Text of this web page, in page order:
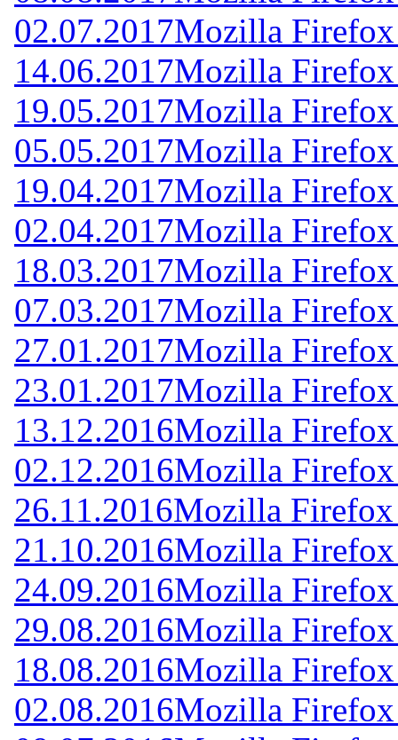
02.07.2017Mozilla
14.06.2017Mozilla
19.05.2017Mozilla
05.05.2017Mozilla
19.04.2017Mozilla
02.04.2017Mozilla
18.03.2017Mozilla
07.03.2017Mozilla
27.01.2017Mozilla
23.01.2017Mozilla
13.12.2016Mozilla
02.12.2016Mozilla
26.11.2016Mozilla
21.10.2016Mozilla
24.09.2016Mozilla
29.08.2016Mozilla
18.08.2016Mozilla
02.08.2016Mozilla